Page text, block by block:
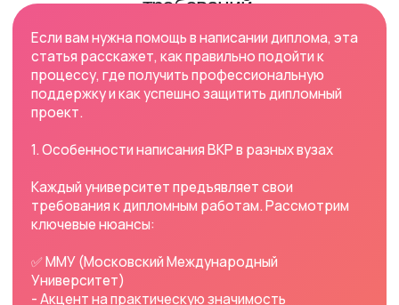
Университет)
- Акцент на практическую значимость
исследования.
- Строгие требования к оформлению по ГОСТ.
- Помощь с дипломом ММУ может потребоваться
при анализе кейсов.
✅ ММА (Московская Международная Академия)
- Важна уникальность текста (антиплагиат ВУЗ).
- Делают упор на бизнес-проекты и стартапы.
- Дипломная работа в Синергии часто включает
финансовые расчеты.
ТулГУ, МФЮА
- В Росдистанте и РосНОУ популярны
дистанционные защиты.
- В Университете Витте строго проверяют